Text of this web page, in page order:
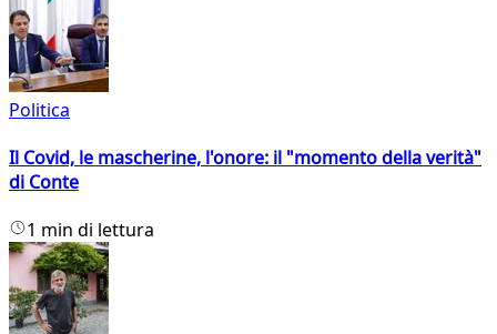
Politica
Il Covid, le mascherine, l'onore: il "momento della verità"
di Conte
1 min di lettura